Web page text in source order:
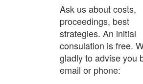
Ask us about costs,
proceedings, best
strategies. An initial
consulation is free.
gladly to advise you
email or phone: